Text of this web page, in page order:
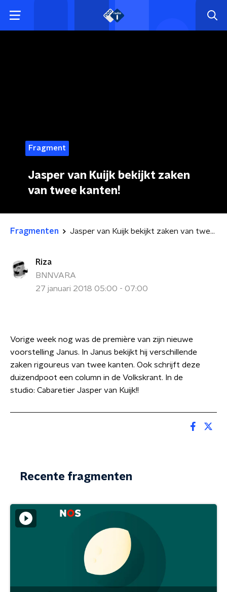
Fragment
Jasper van Kuijk bekijkt zaken
van twee kanten!
Fragmenten Jasper van Kuijk bekijkt zaken van twee kanten!
Riza
BNNVARA
27 januari 2018 05:00 - 07:00
Vorige week nog was de première van zijn nieuwe
voorstelling Janus. In Janus bekijkt hij verschillende
zaken rigoureus van twee kanten. Ook schrijft deze
duizendpoot een column in de Volkskrant. In de
studio: Cabaretier Jasper van Kuijk!!
Recente fragmenten